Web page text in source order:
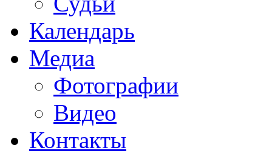
Календарь
Медиа
Фотографии
Видео
Контакты